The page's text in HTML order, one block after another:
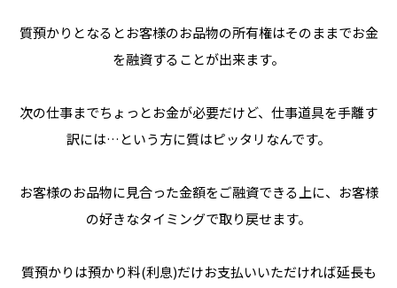
質預かりとなるとお客様のお品物の所有権はそのままでお金
を融資することが出来ます。
次の仕事までちょっとお金が必要だけど、仕事道具を手離す
訳には…という方に質はピッタリなんです。
お客様のお品物に見合った金額をご融資できる上に、お客様
の好きなタイミングで取り戻せます。
質預かりは預かり料(利息)だけお支払いいただければ延長も